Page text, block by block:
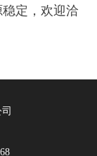
定，欢迎洽